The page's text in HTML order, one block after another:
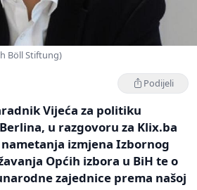
Böll Stiftung)
Podijeli
Vijeća za politiku
u razgovoru za Klix.ba
izmjena Izbornog
Općih izbora u BiH te o
zajednice prema našoj